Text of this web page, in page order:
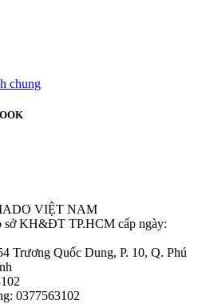
chung
VIỆT NAM
sở KH&ĐT TP.HCM cấp ngày:
Trương Quốc Dung, P. 10, Q. Phú
0377563102